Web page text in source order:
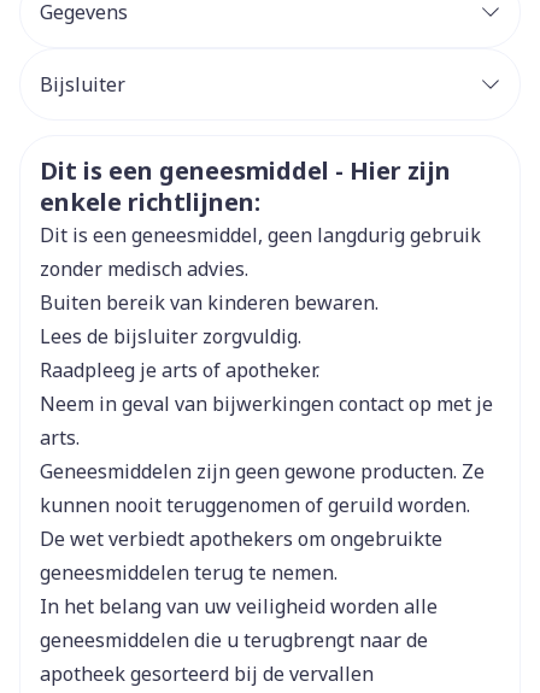
20 mg /dag gedurende 2 tot 8 weken
20 mg per dag
Gegevens
Merken Takeda
Breedte 73 mm
Lengte
Diepte 25 mm
Verpakking
56
Actieve
Ingrediënten
pantoprazol natrium
Behoud
Kamertemperatuur (15°C -
25°C)
Bijsluiter
Duits
Frans Frans
Veiligheidsinformatie
Dit is een geneesmiddel - Hier zijn
enkele richtlijnen:
Dit is een geneesmiddel, geen langdurig gebruik
zonder medisch advies.
Buiten bereik van kinderen bewaren.
Lees de bijsluiter zorgvuldig.
Raadpleeg je arts of apotheker.
Neem in geval van bijwerkingen contact op met je
arts.
Geneesmiddelen zijn geen gewone producten. Ze
kunnen nooit teruggenomen of geruild worden.
De wet verbiedt apothekers om ongebruikte
geneesmiddelen terug te nemen.
In het belang van uw veiligheid worden alle
geneesmiddelen die u terugbrengt naar de
apotheek gesorteerd bij de vervallen